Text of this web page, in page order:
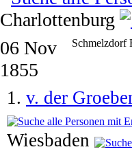
Charlottenburg
06 Nov
1855
Schmelzdorf
1. v. der
Wiesbaden